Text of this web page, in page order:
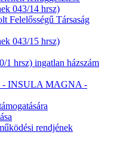
043/14 hrsz)
Felelősségű Társaság
043/15 hrsz)
1 hrsz) ingatlan házszám
- INSULA MAGNA -
rendjének